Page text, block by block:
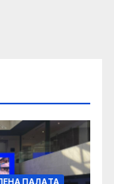
ПАЛAТА